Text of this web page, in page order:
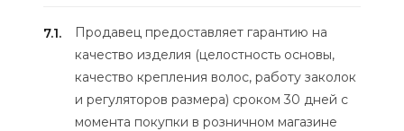
7.1.
Продавец предоставляет гарантию на
качество изделия (целостность основы,
качество крепления волос, работу заколок
и регуляторов размера) сроком 30 дней с
момента покупки в розничном магазине